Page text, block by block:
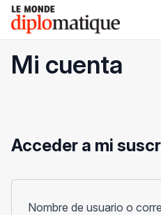
Skip
content
Le monde diplomatique
Mi cuenta
Acceder a mi
Nombre de usuario o